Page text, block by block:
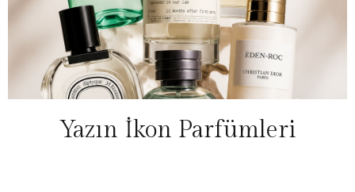
Yazın İkon Parfümleri